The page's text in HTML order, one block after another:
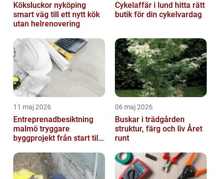
Köksluckor nyköping
smart väg till ett nytt kök
utan helrenovering
Cykelaffär i lund hitta rätt
butik för din cykelvardag
11 maj 2026
Entreprenadbesiktning
malmö tryggare
byggprojekt från start till
06 maj 2026
Buskar i trädgården
struktur, färg och liv Året
runt